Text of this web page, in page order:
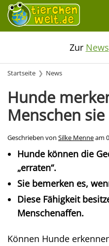
Zur News
Startseite News
Hunde
Menschen
Geschrieben von Silke Menneam
Hunde können die
„erraten“.
Sie bemerken es,
Diese Fähigkeit
Menschenaffen.
Können Hunde